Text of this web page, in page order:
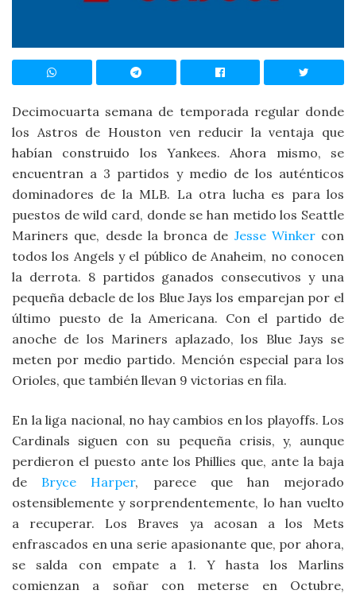
Decimocuarta semana de temporada regular donde
los Astros de Houston ven reducir la ventaja que
habían construido los Yankees. Ahora mismo, se
encuentran a 3 partidos y medio de los auténticos
dominadores de la MLB. La otra lucha es para los
puestos de wild card, donde se han metido los Seattle
Mariners que, desde la bronca de Jesse Winkercon
todos los Angels y el público de Anaheim, no conocen
la derrota. 8 partidos ganados consecutivos y una
pequeña debacle de los Blue Jays los emparejan por el
último puesto de la Americana. Con el partido de
anoche de los Mariners aplazado, los Blue Jays se
meten por medio partido. Mención especial para los
Orioles, que también llevan 9 victorias en fila.
En la liga nacional, no hay cambios en los playoffs. Los
Cardinals siguen con su pequeña crisis, y, aunque
perdieron el puesto ante los Phillies que, ante la baja
de Bryce Harper, parece que han mejorado
ostensiblemente y sorprendentemente, lo han vuelto
a recuperar. Los Braves ya acosan a los Mets
enfrascados en una serie apasionante que, por ahora,
se salda con empate a 1. Y hasta los Marlins
comienzan a soñar con meterse en Octubre,